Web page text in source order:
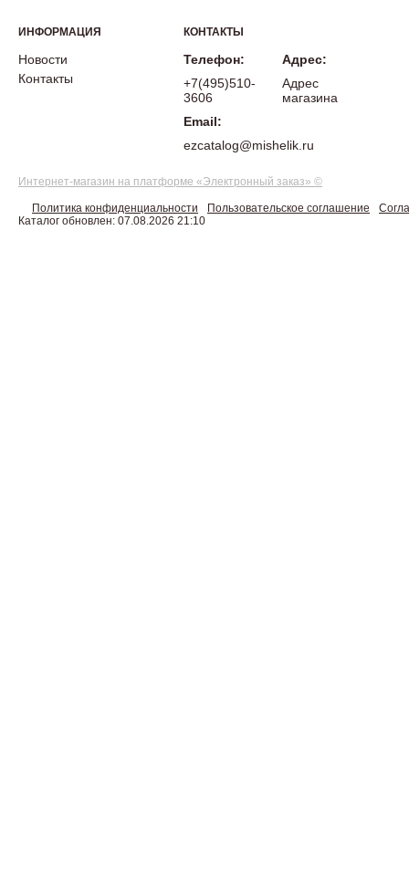
ИНФОРМАЦИЯ
Новости
Контакты
КОНТАКТЫ
Телефон:
+7(495)510-
3606
Email:
ezcatalog@mishelik.ru
Адрес:
Адрес
магазина
Интернет-магазин на платформе «Электронный заказ» ©
Политика конфиденциальности Пользовательское соглашение
Каталог обновлен: 07.08.2026 21:10